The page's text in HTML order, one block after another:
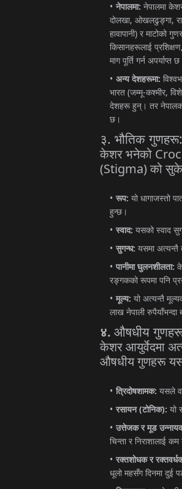
नेपालमा: नेपालमा
दोलखा, ओखलढुङ्गा,
हावापानी) र माटोको
किसानहरूलाई प्रशिक्षण,
माग पूर्ति गर्न अपर्याप्त छ
अन्य देशहरूमा:
भारत (जम्मू-कश्मीर,
देशहरू हुन्। तर
छ।
३. भौतिक गुणहरू:
केशर भनेको
(Stigma)को
रूप: यो धागाजस्तो
हुन्छ।
स्वाद: यसको स्वाद
सुगन्ध: यसमा अत्यन्तै
पानीमा घुलनशीलता:
रङ्गकको रूपमा पनि
मूल्य: यो अत्यन्तै
लाख नेपाली रुपैयाँभन्दा
४. औषधीय
केशर आयुर्वेदमा
औषधीय गुणहरू
त्रिदोषशामक: यसले
रसायन(टोनिक): यो
उत्तेजक र मूड
चिन्ता र निराशालाई कम
रक्तशोधक र
धूलो महसँग दिनमा दुई